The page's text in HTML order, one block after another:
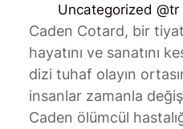
Uncategorized @tr
Caden Cotard, bir
hayatını ve sanatını
dizi tuhaf olayın
insanlar zamanla
Caden ölümcül